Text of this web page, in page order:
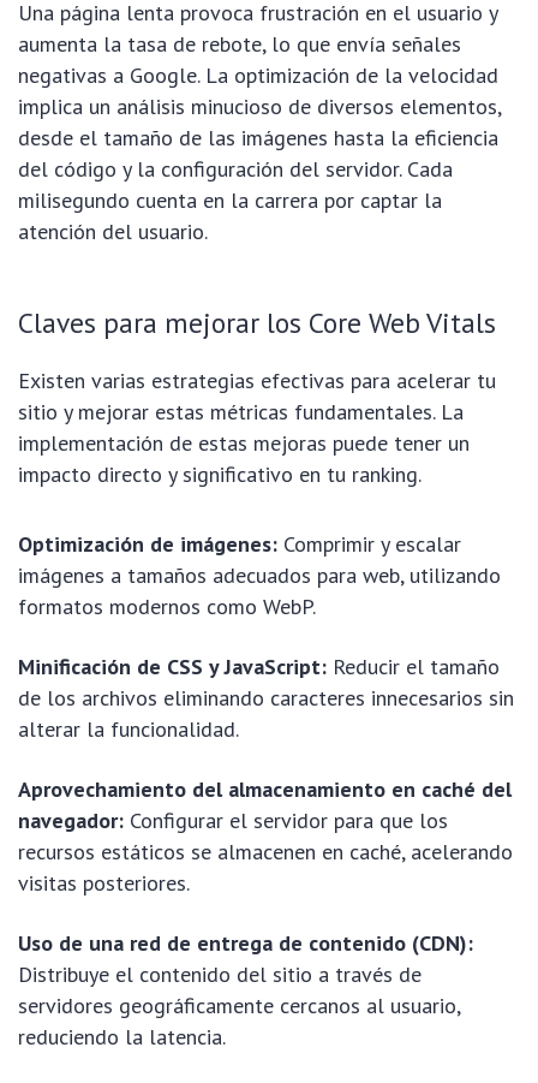
Una página lenta provoca frustración en el usuario y
aumenta la tasa de rebote, lo que envía señales
negativas a Google. La optimización de la velocidad
implica un análisis minucioso de diversos elementos,
desde el tamaño de las imágenes hasta la eficiencia
del código y la configuración del servidor. Cada
milisegundo cuenta en la carrera por captar la
atención del usuario.
Claves para mejorar los Core Web Vitals
Existen varias estrategias efectivas para acelerar tu
sitio y mejorar estas métricas fundamentales. La
implementación de estas mejoras puede tener un
impacto directo y significativo en tu ranking.
Optimización de imágenes: Comprimir y escalar
imágenes a tamaños adecuados para web, utilizando
formatos modernos como WebP.
Minificación de CSS y JavaScript: Reducir el tamaño
de los archivos eliminando caracteres innecesarios sin
alterar la funcionalidad.
Aprovechamiento del almacenamiento en caché del
navegador: Configurar el servidor para que los
recursos estáticos se almacenen en caché, acelerando
visitas posteriores.
Uso de una red de entrega de contenido (CDN):
Distribuye el contenido del sitio a través de
servidores geográficamente cercanos al usuario,
reduciendo la latencia.